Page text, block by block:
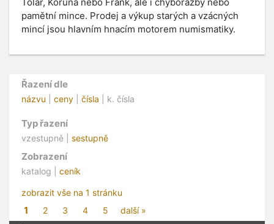
pamětní mince. Prodej a výkup starých a vzácných
mincí jsou hlavním hnacím motorem numismatiky.
Řazení dle
názvu ceny čísla | k. čísla
Typ řazení
vzestupně | sestupně
Zobrazení
katalog | ceník
zobrazit vše na 1 stránku
1 2 3 4 5 další »